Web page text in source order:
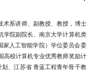
评2023年南京大学计算
系讲师、 副教授、教授，博士
学院副院长、南京大学计算机类
家人工智能学院）学位委员会委
高校计算机专业优秀教师奖励计
、江苏省 青蓝工程青年骨干教